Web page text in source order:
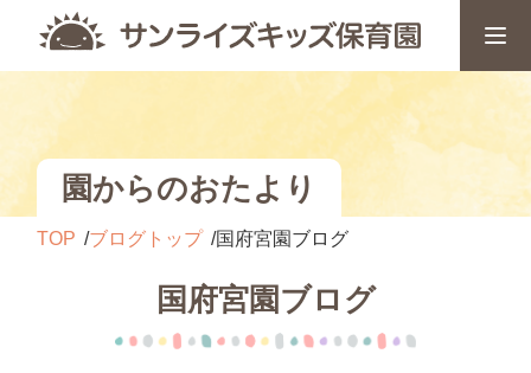
園からのおたより
TOP ブログトップ 国府宮園ブログ
国府宮園ブログ